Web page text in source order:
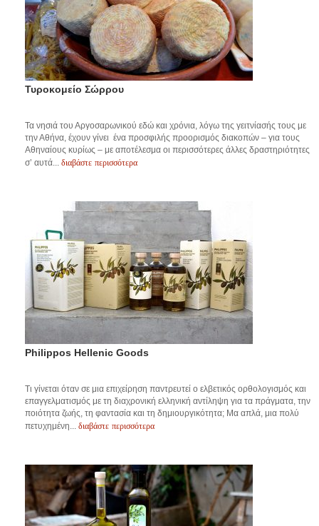
Τυροκομείο Σώρρου
Τα νησιά του Αργοσαρωνικού εδώ και χρόνια, λόγω της γειτνίασής τους με
την Αθήνα, έχουν γίνει ένα προσφιλής προορισμός διακοπών – για τους
Αθηναίους κυρίως – με αποτέλεσμα οι περισσότερες άλλες δραστηριότητες
σ’ αυτά... διαβάστε περισσότερα
Philippos Hellenic Goods
Τι γίνεται όταν σε μια επιχείρηση παντρευτεί ο ελβετικός ορθολογισμός και
επαγγελματισμός με τη διαχρονική ελληνική αντίληψη για τα πράγματα, την
ποιότητα ζωής, τη φαντασία και τη δημιουργικότητα; Μα απλά, μια πολύ
πετυχημένη... διαβάστε περισσότερα